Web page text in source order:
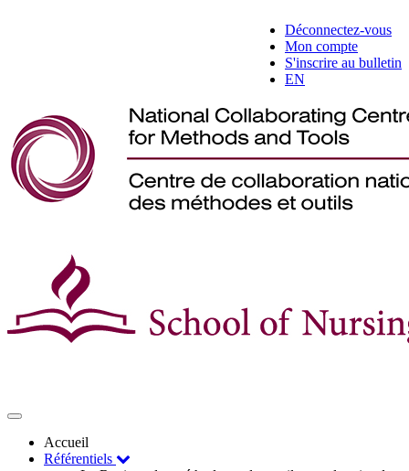
Déconnectez-vous
Mon compte
S'inscrire au bulletin
EN
Toggle
navigationAccueil
Référentiels